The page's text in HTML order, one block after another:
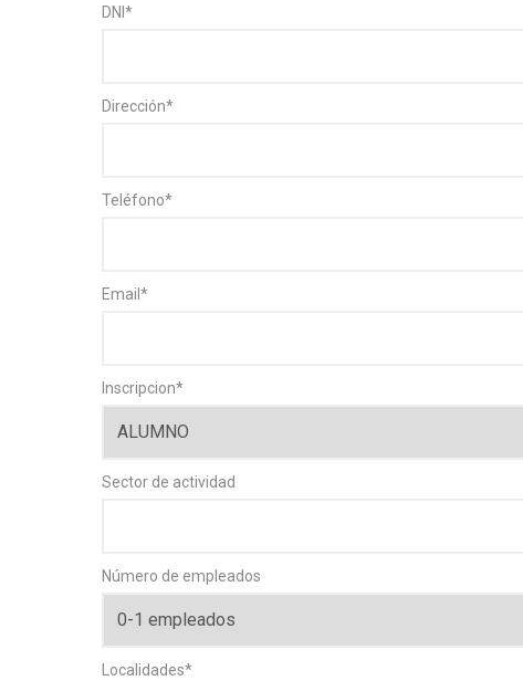
DNI *
Dirección*
Teléfono*
Email *
Inscripcion*
Sector de actividad
Número de empleados
Localidades*